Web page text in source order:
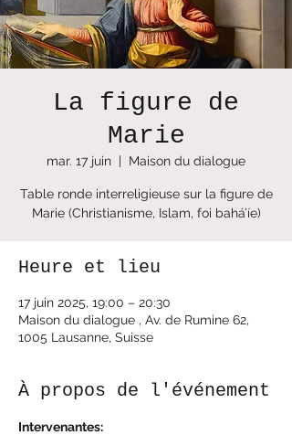
La figure de
Marie
mar. 17 juin
  |
Maison du dialogue
Table ronde interreligieuse sur la figure de
Marie (Christianisme, Islam, foi bahá’íe)
Heure et lieu
17 juin 2025, 19:00 – 20:30
Maison du dialogue , Av. de Rumine 62,
1005 Lausanne, Suisse
À propos de l'événement
Intervenantes: